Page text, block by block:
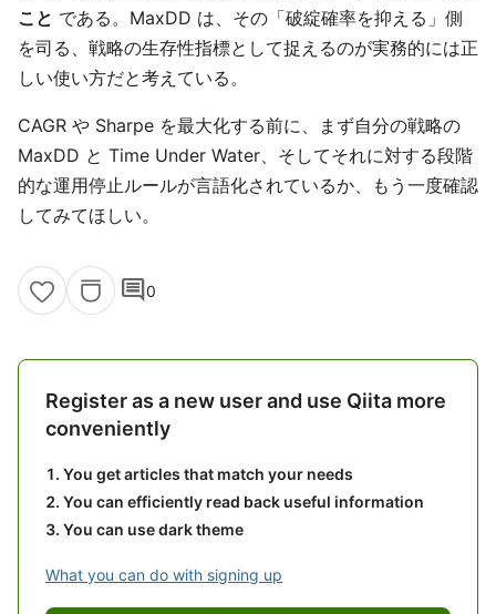
こと である。MaxDD は、その「破綻確率を抑える」側
を司る、戦略の生存性指標として捉えるのが実務的には正
しい使い方だと考えている。
CAGR や Sharpe を最大化する前に、まず自分の戦略の
MaxDD と Time Under Water、そしてそれに対する段階
的な運用停止ルールが言語化されているか、もう一度確認
してみてほしい。
comment0
Register as a new user and use Qiita more
conveniently
You get articles that match your needs
You can efficiently read back useful information
You can use dark theme
What you can do with signing up